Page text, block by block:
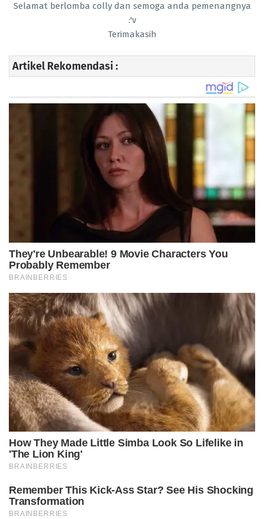
Selamat berlomba colly dan semoga anda pemenangnya
:'v
Terimakasih
Artikel Rekomendasi :